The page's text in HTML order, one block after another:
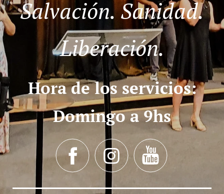
Salvación. Sanidad.
Liberación.
Hora de los servicios:
Domingo a 9hs